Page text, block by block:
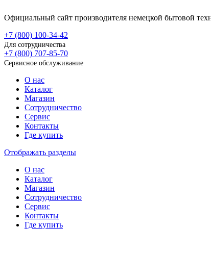
Официальный сайт производителя немецкой бытовой
+7 (800) 100-34-42
Для сотрудничества
+7 (800) 707-85-70
Сервисное обслуживание
О нас
Каталог
Магазин
Сотрудничество
Сервис
Контакты
Где купить
Отображать разделы
О нас
Каталог
Магазин
Сотрудничество
Сервис
Контакты
Где купить